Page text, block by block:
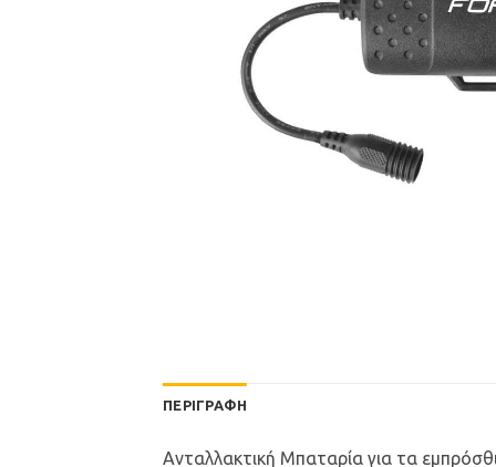
ΠΕΡΙΓΡΑΦΉ
Ανταλλακτική Μπαταρία για τα